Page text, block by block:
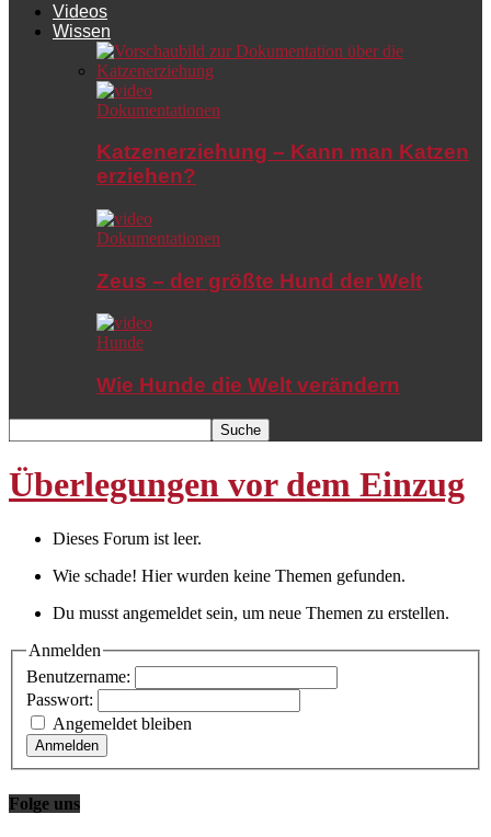
Videos
Wissen
Dokumentationen
Katzenerziehung – Kann man Katzen
erziehen?
Dokumentationen
Zeus – der größte Hund der Welt
Hunde
Wie Hunde die Welt verändern
Überlegungen vor dem Einzug
Dieses Forum ist leer.
Wie schade! Hier wurden keine Themen gefunden.
Du musst angemeldet sein, um neue Themen zu erstellen.
Anmelden
Benutzername:
Passwort:
Angemeldet bleiben
Anmelden
Folge uns